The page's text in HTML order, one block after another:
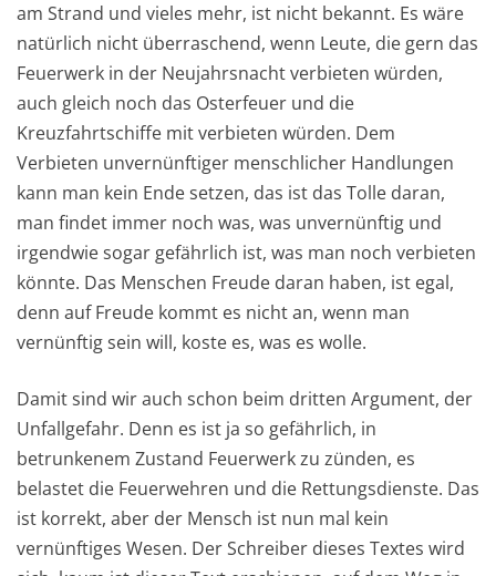
am Strand und vieles mehr, ist nicht bekannt. Es wäre
natürlich nicht überraschend, wenn Leute, die gern das
Feuerwerk in der Neujahrsnacht verbieten würden,
auch gleich noch das Osterfeuer und die
Kreuzfahrtschiffe mit verbieten würden. Dem
Verbieten unvernünftiger menschlicher Handlungen
kann man kein Ende setzen, das ist das Tolle daran,
man findet immer noch was, was unvernünftig und
irgendwie sogar gefährlich ist, was man noch verbieten
könnte. Das Menschen Freude daran haben, ist egal,
denn auf Freude kommt es nicht an, wenn man
vernünftig sein will, koste es, was es wolle.
Damit sind wir auch schon beim dritten Argument, der
Unfallgefahr. Denn es ist ja so gefährlich, in
betrunkenem Zustand Feuerwerk zu zünden, es
belastet die Feuerwehren und die Rettungsdienste. Das
ist korrekt, aber der Mensch ist nun mal kein
vernünftiges Wesen. Der Schreiber dieses Textes wird